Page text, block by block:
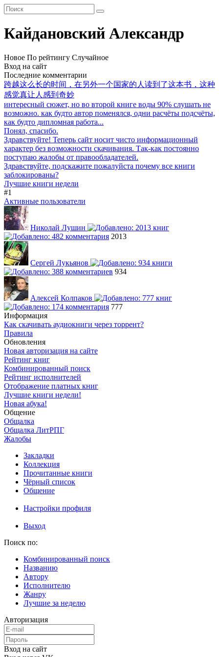
Кайдановский Александр
Новое По рейтингу Случайное
Вход на сайт
Последние комментарии
跨越这么长的时间，在另外一个国家的人读到了这本书，这种
感觉真让人感到奇妙
интересный сюжет, но во второй книге воды 90% слушать не
возможно. как будто автор поменялся, одни расчёты подсчёты,
как будто дипломная работа...
Понял, спасибо.
Здравствуйте! Теперь сайт носит чисто информационный
характер без возможности скачивания. Так-как постоянно
поступаю жалобы от правообладателей.
Здравствуйте, подскажите пожалуйста почему все книги
заблокированы?
Лучшие книги недели
#1
Активные пользователи
Николай Лушин
2013
Сергей Лукьянов
934
Алексей Колпаков
777
Информация
Как скачивать аудиокниги через торрент?
Правила
Обновления
Новая авторизация на сайте
Рейтинг книг
Комбинированный поиск
Рейтинг исполнителей
Отображение платных книг
Лучшие книги недели!
Новая абука!
Общение
Общалка
Общалка ЛитРПГ
Жалобы
Закладки
Коллекция
Прочитанные книги
Чёрный список
Общение
Настройки профиля
Выход
Поиск по:
Комбинированный поиск
Названию
Автору
Исполнителю
Жанру
Лучшие за неделю
Авторизация
Вход на сайт